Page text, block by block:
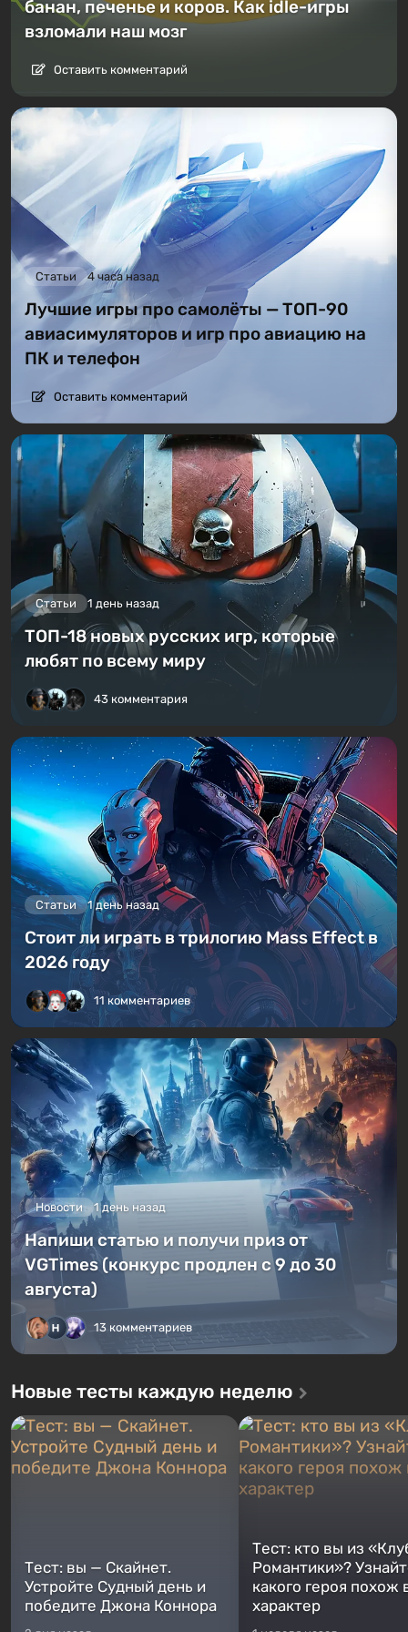
банан, печенье и коров. Как idle-игры
взломали наш мозг
Оставить комментарий
Статьи 4 часа назад
Лучшие игры про самолёты — ТОП-90
авиасимуляторов и игр про авиацию на
ПК и телефон
Оставить комментарий
Статьи 1 день назад
ТОП-18 новых русских игр, которые
любят по всему миру
43 комментария
Статьи 1 день назад
Стоит ли играть в трилогию Mass Effect в
2026 году
11 комментариев
Новости 1 день назад
Напиши статью и получи приз от
VGTimes (конкурс продлен с 9 до 30
августа)
13 комментариев
Новые тесты каждую неделю
Тест: вы — Скайнет.
Устройте Судный день и
победите Джона Коннора
Тест: кто вы из
Романтики»?
какого героя похож
характер